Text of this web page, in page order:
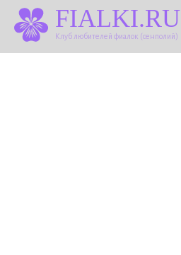
FIALKI.RU
Клуб любителей фиалок (сенполий)